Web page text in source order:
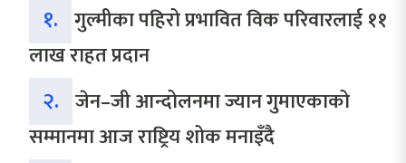
१. गुल्मीका पहिरो प्रभावित विक परिवारलाई ११
लाख राहत प्रदान
२. जेन–जी आन्दोलनमा ज्यान गुमाएकाको
सम्मानमा आज राष्ट्रिय शोक मनाइँदै